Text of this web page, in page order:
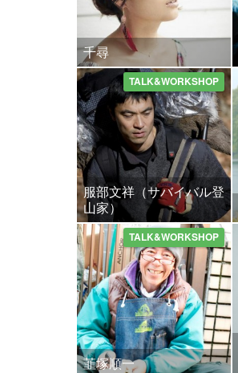
千尋
服部文祥（サバイバル登
山家）
TALK&WORKSHOP
韮塚順一
TALK&WORKSHOP